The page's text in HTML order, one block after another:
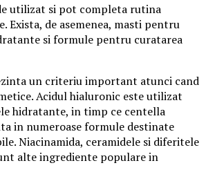
utilizat si pot completa rutina
Exista, de asemenea, masti pentru
si formule pentru curatarea
un criteriu important atunci cand
Acidul hialuronic este utilizat
hidratante, in timp ce centella
in numeroase formule destinate
Niacinamida, ceramidele si diferitele
alte ingrediente populare in